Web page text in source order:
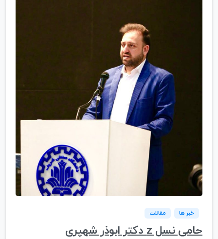
خبر ها مقالات
حامی نسل z دكتر ابوذر شهپری